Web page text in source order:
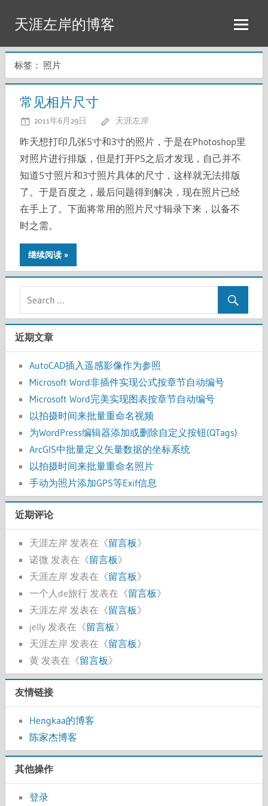
天涯左岸的博客
标签： 照片
常见相片尺寸
2011年6月29日 天涯左岸
昨天想打印几张5寸和3寸的照片，于是在Photoshop里
对照片进行排版，但是打开PS之后才发现，自己并不
知道5寸照片和3寸照片具体的尺寸，这样就无法排版
了。于是百度之，最后问题得到解决，现在照片已经
在手上了。下面将常用的照片尺寸辑录下来，以备不
时之需。
继续阅读
近期文章
AutoCAD插入遥感影像作为参照
Microsoft Word非插件实现公式按章节自动编号
Microsoft Word完美实现图表按章节自动编号
以拍摄时间来批量重命名视频
为WordPress编辑器添加或删除自定义按钮(QTags)
ArcGIS中批量定义矢量数据的坐标系统
以拍摄时间来批量重命名照片
手动为照片添加GPS等Exif信息
近期评论
天涯左岸 发表在《留言板》
诺微 发表在《留言板》
天涯左岸 发表在《留言板》
一个人de旅行 发表在《留言板》
天涯左岸 发表在《留言板》
jelly 发表在《留言板》
天涯左岸 发表在《留言板》
黄 发表在《留言板》
友情链接
Hengkaa的博客
陈家杰博客
其他操作
登录